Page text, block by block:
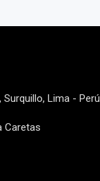
Surquillo, Lima - Perú
Caretas